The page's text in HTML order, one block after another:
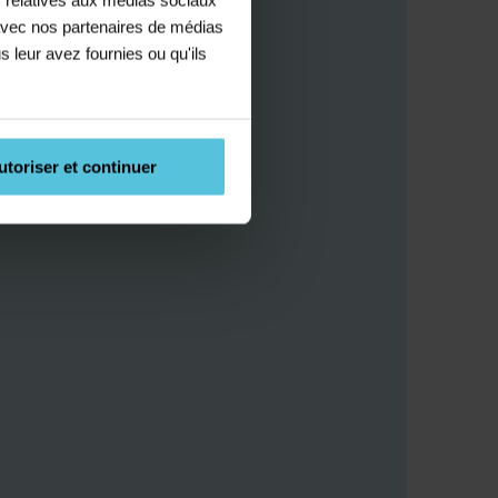
nos partenaires de médias
leur avez fournies ou qu'ils
et continuer